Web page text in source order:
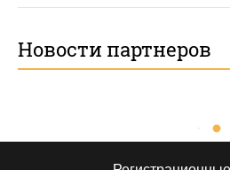
Новости партнеров